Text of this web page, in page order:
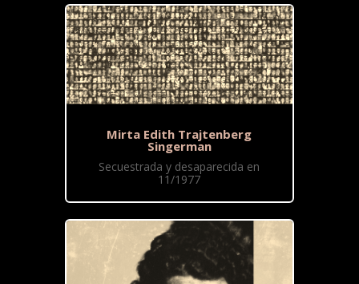
Mirta Edith Trajtenberg
Singerman
Secuestrada y desaparecida en
11/1977